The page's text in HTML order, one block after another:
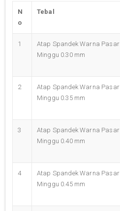
N
o
Tebal
1
Atap Spandek Warna Pasar
Minggu 0.30 mm
2
Atap Spandek Warna Pasar
Minggu 0.35 mm
3
Atap Spandek Warna Pasar
Minggu 0.40 mm
4
Atap Spandek Warna Pasar
Minggu 0.45 mm